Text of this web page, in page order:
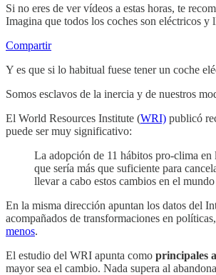
Si no eres de ver vídeos a estas horas, te
Imagina que todos los coches son eléctricos
Compartir
Y es que si lo habitual fuese tener un coche
Somos esclavos de la inercia y de nuestros
El World Resources Institute (WRI) publicó
puede ser muy significativo:
La adopción de 11 hábitos pro-clima en
que sería más que suficiente para
llevar a cabo estos cambios en el
En la misma dirección apuntan los datos del
acompañados de transformaciones en
menos.
El estudio del WRI apunta como principales
mayor sea el cambio. Nada supera al